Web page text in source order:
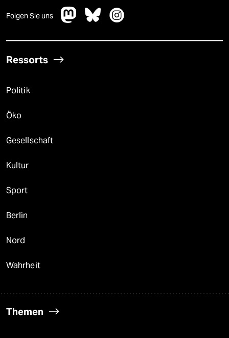
Folgen Sie uns
Ressorts
Politik
Öko
Gesellschaft
Kultur
Sport
Berlin
Nord
Wahrheit
Themen